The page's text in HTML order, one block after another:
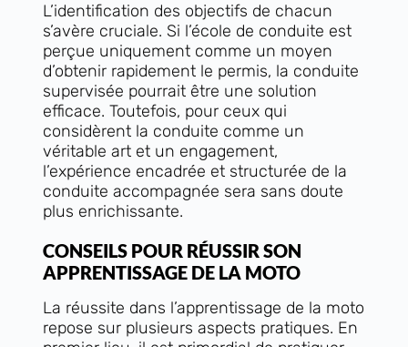
L’identification des objectifs de chacun
s’avère cruciale. Si l’école de conduite est
perçue uniquement comme un moyen
d’obtenir rapidement le permis, la conduite
supervisée pourrait être une solution
efficace. Toutefois, pour ceux qui
considèrent la conduite comme un
véritable art et un engagement,
l’expérience encadrée et structurée de la
conduite accompagnée sera sans doute
plus enrichissante.
CONSEILS POUR RÉUSSIR SON
APPRENTISSAGE DE LA MOTO
La réussite dans l’apprentissage de la moto
repose sur plusieurs aspects pratiques. En